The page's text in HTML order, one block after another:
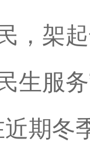
，架
生服
近期冬